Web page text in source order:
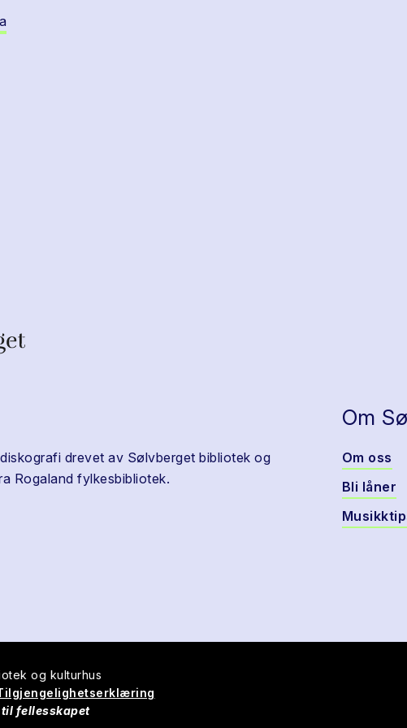
drevet av Sølvberget bibliotek og
Rogaland fylkesbibliotek.
Om
Om oss
Bli låner
og kulturhus
fellesskapet